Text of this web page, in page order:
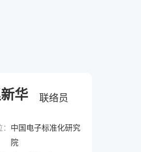
华 联络员
中国电子标准化研究
院